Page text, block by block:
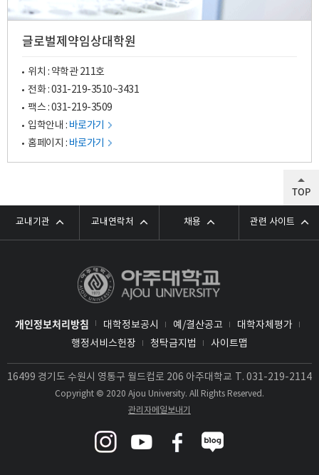
글로벌제약임상대학원
위치 : 약학관 211호
전화 :031-219-3510~3431
팩스 : 031-219-3509
입학안내 : 바로가기
홈페이지 : 바로가기
교내기관 교내연락처 채용 관련 사이트
개인정보처리방침 대학정보공시 예/결산공고
대학자체평가
행정서비스헌장
청탁금지법 사이트맵
16499 경기도 수원시 영통구 월드컵로 206 아주대학교 T. 031-219-2114
Copyright © 2020 Ajou University. All Rights Reserved.
관리자메일보내기
TOP